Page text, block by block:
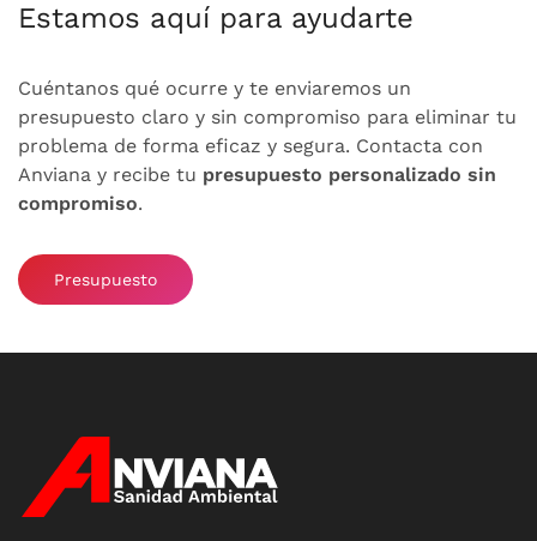
Estamos aquí para ayudarte
Cuéntanos qué ocurre y te enviaremos un
presupuesto claro y sin compromiso para eliminar tu
problema de forma eficaz y segura. Contacta con
Anviana y recibe tu presupuesto personalizado sin
compromiso.
Presupuesto